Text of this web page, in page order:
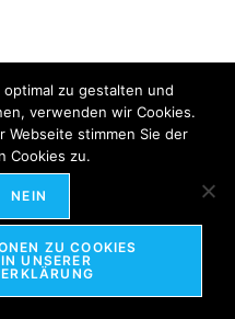
zu gestalten und
verwenden wir Cookies.
Webseite stimmen Sie der
Cookies zu.
NEIN
ZU COOKIES
UNSERER